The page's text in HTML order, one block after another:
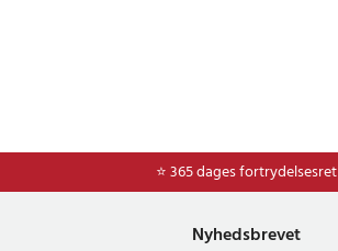
⭐ 365 dages fortrydelsesret
Nyhedsbrevet